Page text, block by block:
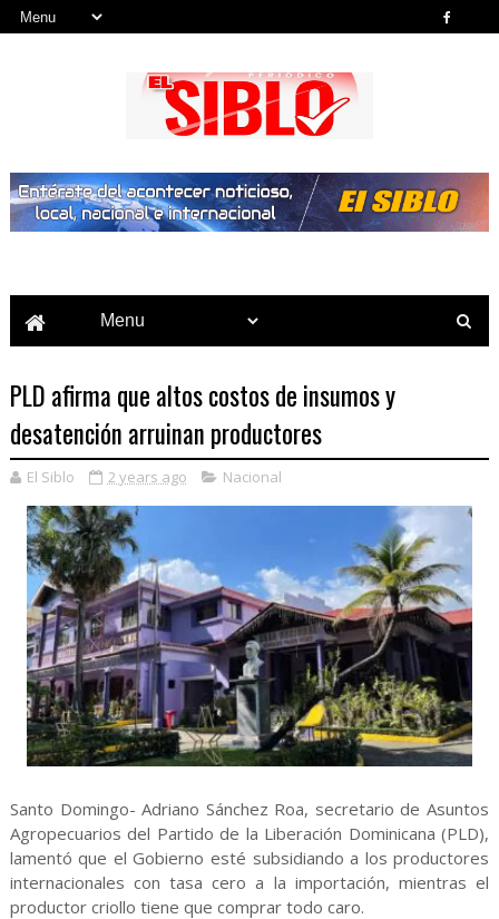
PLD afirma que altos costos de insumos y
desatención arruinan productores
El Siblo 2 years ago Nacional
Santo Domingo- Adriano Sánchez Roa, secretario de Asuntos
Agropecuarios del Partido de la Liberación Dominicana (PLD),
lamentó que el Gobierno esté subsidiando a los productores
internacionales con tasa cero a la importación, mientras el
productor criollo tiene que comprar todo caro.